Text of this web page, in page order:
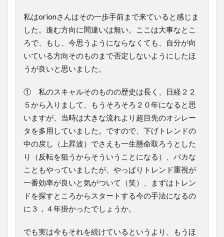
私はorionさんはその一歩手前まで来ていると感じま
した。進む方向に間違いは無い。ここは大事なとこ
ろで、もし、今思うようにならなくても、自分が向
いている方向そのものまで否定しないようにしたほ
うが良いと思いました。
① 私のスキャルそのものの歴史は長く、日経２２
５から入りまして、もうそろそろ２０年になると思
いますが、当時は大きな流れより超目先のオシレー
タを多用していました。ですので、下げトレンドの
中の戻し（上昇波）でさえも一生懸命取ろうとした
り（反転を狙うからそういうことになる）、バカな
こともやっていましたが、やっぱりトレンド重視が
一番効率が良いと気がついて（笑）、まずはトレン
ドを探すところからスタートする今の手法になるの
に３，４年掛かったでしょうか。
でも実は今もそれを続けているというより、もうほ